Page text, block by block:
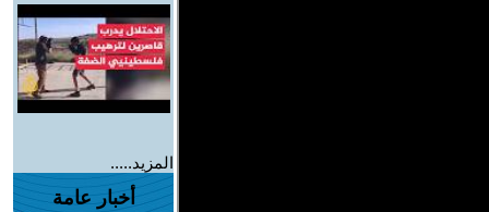
المزيد.....
أخبار عامة